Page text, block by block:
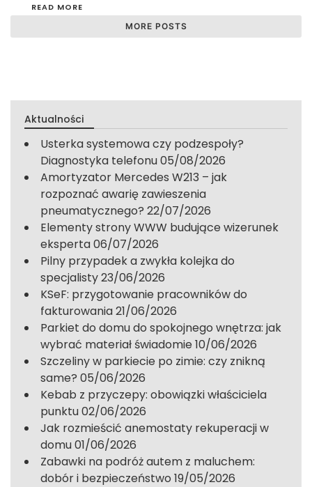
READ MORE
MORE POSTS
Aktualności
Usterka systemowa czy podzespoły?
Diagnostyka telefonu05/08/2026
Amortyzator Mercedes W213 – jak
rozpoznać awarię zawieszenia
pneumatycznego? 22/07/2026
Elementy strony WWW budujące wizerunek
eksperta06/07/2026
Pilny przypadek a zwykła kolejka do
specjalisty23/06/2026
KSeF: przygotowanie pracowników do
fakturowania21/06/2026
Parkiet do domu do spokojnego wnętrza: jak
wybrać materiał świadomie 10/06/2026
Szczeliny w parkiecie po zimie: czy znikną
same? 05/06/2026
Kebab z przyczepy: obowiązki właściciela
punktu02/06/2026
Jak rozmieścić anemostaty rekuperacji w
domu01/06/2026
Zabawki na podróż autem z maluchem:
dobór i bezpieczeństwo 19/05/2026